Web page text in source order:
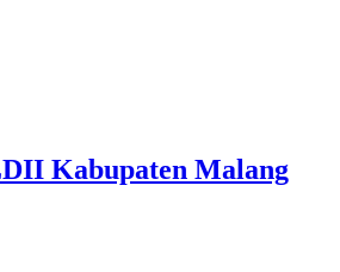
Kabupaten Malang